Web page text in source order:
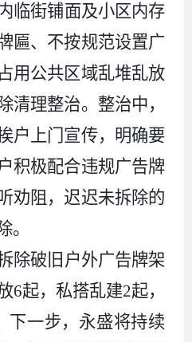
临街铺面及小区内存
匾、不按规范设置广
用公共区域乱堆乱放
清理整治。整治中，
户上门宣传，明确要
积极配合违规广告牌
劝阻，迟迟未拆除的
。
除破旧户外广告牌架
6起，私搭乱建2起，
下一步，永盛将持续